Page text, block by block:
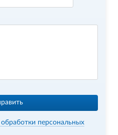
обработки персональных